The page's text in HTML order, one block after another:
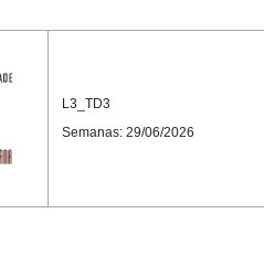
L3_TD3
Semanas: 29/06/2026